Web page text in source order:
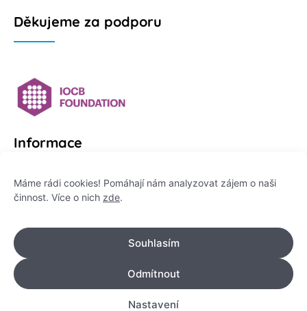
Máme rádi cookies! Pomáhají nám analyzovat zájem o naši
činnost. Více o nich zde.
Souhlasím
Odmítnout
Nastavení
Děkujeme za podporu
Informace
Platformu Zeptej se vědce provozuje:
IČO: 178 47 389
Flemingovo náměstí 542/2,
Dejvice, 160 00 Praha 6
info@zeptejsevedce.cz